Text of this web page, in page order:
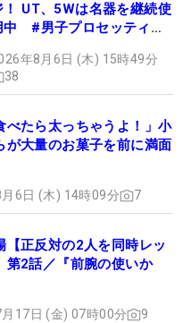
！ UT、5Wは名器を継続使
中 #男子プロセッティン
年8月6日 (木) 15時49分
38
べたら太っちゃうよ！」小
が大量のお菓子を前に満面
6日 (木) 14時09分 7
【正反対の2人を同時レッ
第2話／『前腕の使いか
17日 (金) 07時00分 9